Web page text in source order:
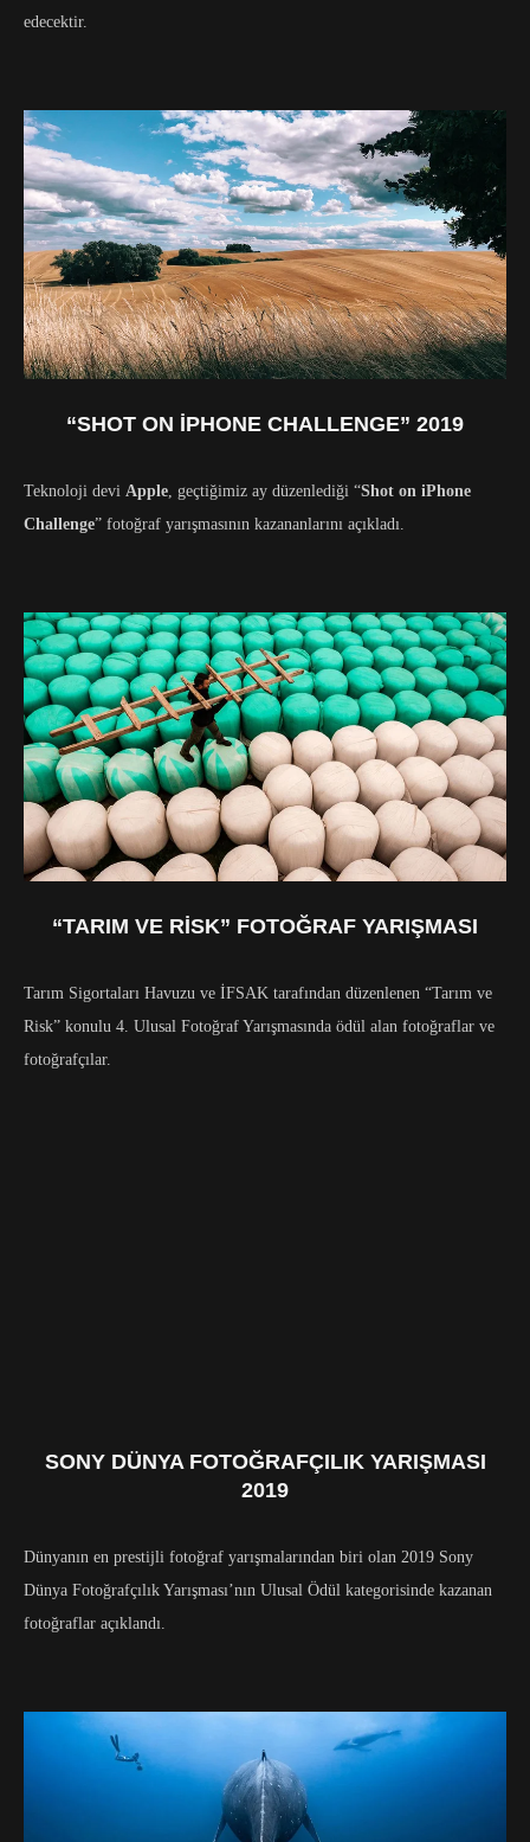
edecektir.
“SHOT ON IPHONE CHALLENGE” 2019
Teknoloji devi Apple , geçtiğimiz ay düzenlediği “Shot on iPhone
Challenge” fotoğraf yarışmasının kazananlarını açıkladı.
“TARIM VE RISK” FOTOĞRAF YARIŞMASI
Tarım Sigortaları Havuzu ve İFSAK tarafından düzenlenen “Tarım ve
Risk” konulu 4. Ulusal Fotoğraf Yarışmasında ödül alan fotoğraflar ve
fotoğrafçılar.
SONY DÜNYA FOTOĞRAFÇILIK YARIŞMASI
2019
Dünyanın en prestijli fotoğraf yarışmalarından biri olan 2019 Sony
Dünya Fotoğrafçılık Yarışması’nın Ulusal Ödül kategorisinde kazanan
fotoğraflar açıklandı.